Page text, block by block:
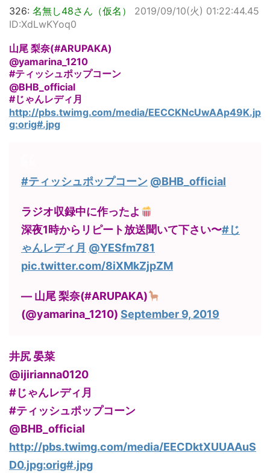
326: 名無し48さん（仮名）
2019/09/10(火) 01:22:44.45
ID:XdLwKYoq0
山尾 梨奈(#ARUPAKA)
@yamarina_1210
#ティッシュポップコーン
@BHB_official
#じゃんレディ月
http://pbs.twimg.com/media/EECCKNcUwAAp49K.jp
g:orig#.jpg
#ティッシュポップコーン @BHB_official
ラジオ収録中に作ったよ
深夜1時からリピート放送聞いて下さい〜#じ
ゃんレディ月 @YESfm781
pic.twitter.com/8iXMkZjpZM
— 山尾 梨奈(#ARUPAKA)
(@yamarina_1210) September 9, 2019
井尻 晏菜
@ijirianna0120
#じゃんレディ月
#ティッシュポップコーン
@BHB_official
http://pbs.twimg.com/media/EECDktXUUAAuS
D0.jpg:orig#.jpg